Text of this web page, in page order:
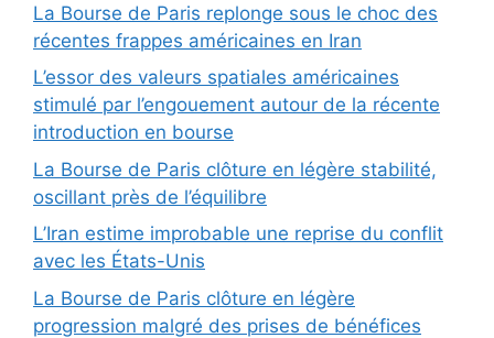
La Bourse de Paris replonge sous le choc des
récentes frappes américaines en Iran
L’essor des valeurs spatiales américaines
stimulé par l’engouement autour de la récente
introduction en bourse
La Bourse de Paris clôture en légère stabilité,
oscillant près de l’équilibre
L’Iran estime improbable une reprise du conflit
avec les États-Unis
La Bourse de Paris clôture en légère
progression malgré des prises de bénéfices